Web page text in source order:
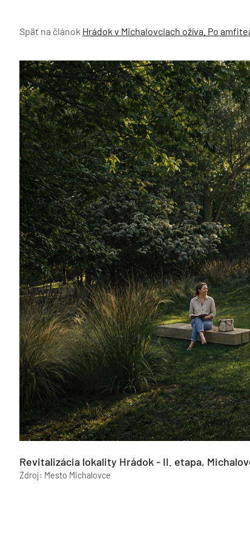
Späť na článok Hrádok v Michalovciach ožíva. Po
Revitalizácia lokality Hrádok - II. etapa,
Zdroj: Mesto Michalovce